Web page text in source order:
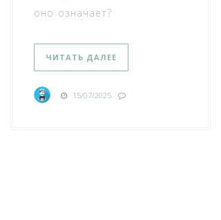
оно означает?
ЧИТАТЬ ДАЛЕЕ
15/07/2025